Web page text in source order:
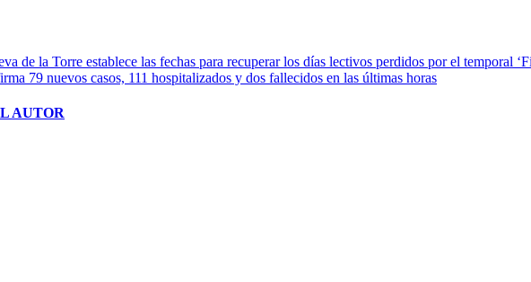
de la Torre establece las fechas para recuperar los días lectivos perdidos por el temporal
79 nuevos casos, 111 hospitalizados y dos fallecidos en las últimas horas
AUTOR